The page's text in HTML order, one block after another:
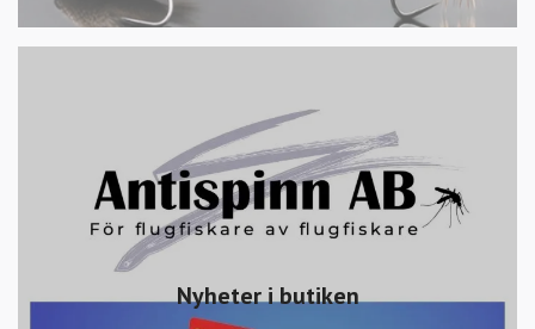
Nyheter i butiken